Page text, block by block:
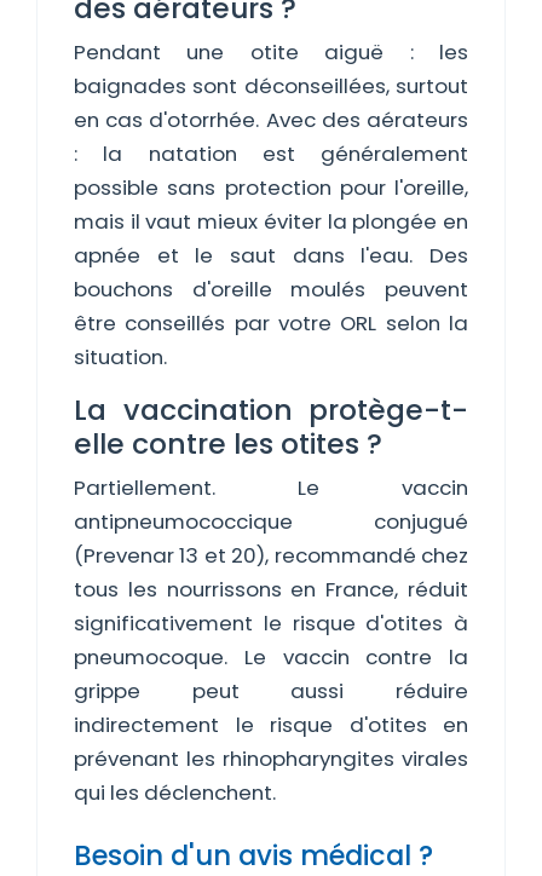
Pendant une otite aiguë : les
baignades sont déconseillées, surtout
en cas d'otorrhée. Avec des aérateurs
: la natation est généralement
possible sans protection pour l'oreille,
mais il vaut mieux éviter la plongée en
apnée et le saut dans l'eau. Des
bouchons d'oreille moulés peuvent
être conseillés par votre ORL selon la
situation.
La vaccination protège-t-
elle contre les otites ?
Partiellement. Le vaccin
antipneumococcique conjugué
(Prevenar 13 et 20), recommandé chez
tous les nourrissons en France, réduit
significativement le risque d'otites à
pneumocoque. Le vaccin contre la
grippe peut aussi réduire
indirectement le risque d'otites en
prévenant les rhinopharyngites virales
qui les déclenchent.
Besoin d'un avis médical ?